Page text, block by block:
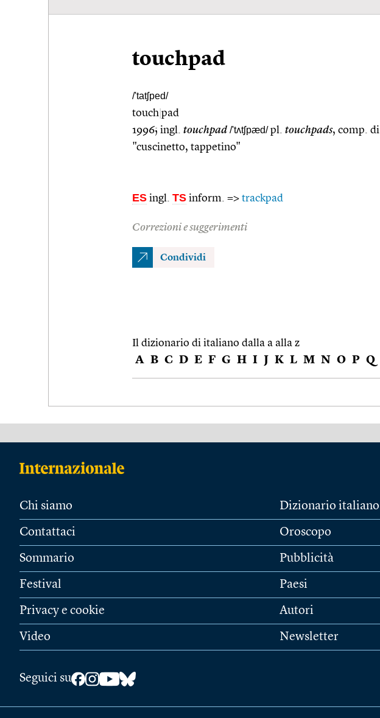
touchpad
/'tatʃped/
touch pad
1996; ingl. touchpad /'tʌtʃpæd/pl. touchpads, comp. di
"cuscinetto, tappetino"
ES ingl. TS inform. => trackpad
Correzioni e suggerimenti
Condividi
Il dizionario di italiano dalla a alla z
A B C D E F G H I J K L M N O P Q
Chi siamo
Contattaci
Sommario
Festival
Privacy e cookie
Video
Dizionario italiano
Oroscopo
Pubblicità
Paesi
Autori
Newsletter
Seguici su